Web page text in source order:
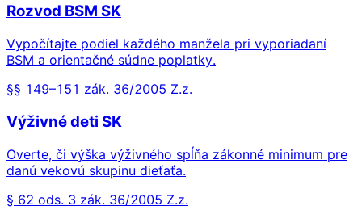
Rozvod BSM SK
Vypočítajte podiel každého manžela pri vyporiadaní
BSM a orientačné súdne poplatky.
§§ 149–151 zák. 36/2005 Z.z.
Výživné deti SK
Overte, či výška výživného spĺňa zákonné minimum pre
danú vekovú skupinu dieťaťa.
§ 62 ods. 3 zák. 36/2005 Z.z.